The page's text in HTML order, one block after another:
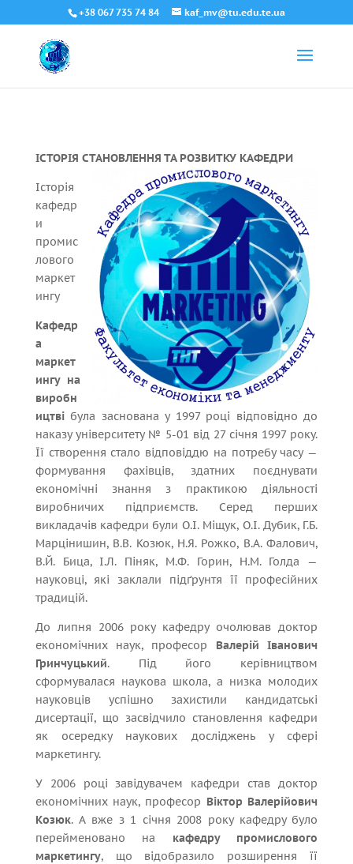
+38 067 735 74 84 kaf_mv@tu.edu.te.ua
ІСТОРІЯ СТАНОВЛЕННЯ ТА РОЗВИТКУ КАФЕДРИ
Історія
кафедр
и
промис
лового
маркет
ингу
Кафедр
а
маркет
ингу на
виробн
ицтвібула заснована у 1997 році відповідно до
наказу університету № 5-01 від 27 січня 1997 року.
Її створення стало відповіддю на потребу часу —
формування фахівців, здатних поєднувати
економічні знання з практикою діяльності
виробничих підприємств. Серед перших
викладачів кафедри були О.І. Міщук, О.І. Дубик, Г.Б.
Марцінишин, В.В. Козюк, Н.Я. Рожко, В.А. Фалович,
В.Й. Бица, І.Л. Піняк, М.Ф. Горин, Н.М. Голда —
науковці, які заклали підґрунтя її професійних
традицій.
До липня 2006 року кафедру очолював доктор
економічних наук, професор Валерій Іванович
Гринчуцький. Під його керівництвом
сформувалася наукова школа, а низка молодих
науковців успішно захистили кандидатські
дисертації, що засвідчило становлення кафедри
як осередку наукових досліджень у сфері
маркетингу.
У 2006 році завідувачем кафедри став доктор
економічних наук, професор Віктор Валерійович
Козюк. А вже з 1 січня 2008 року кафедру було
перейменовано на кафедру промислового
маркетингу, що відобразило розширення її